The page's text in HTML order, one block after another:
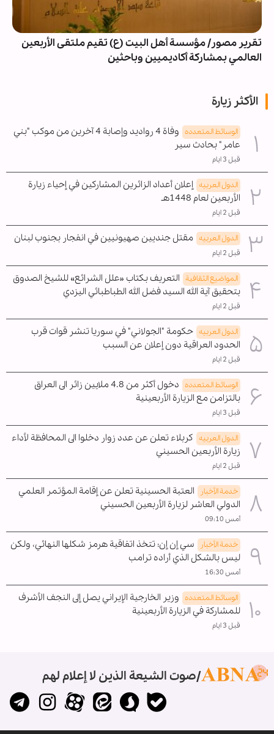
تقرير مصور/ مؤسسة أهل البيت (ع) تقيم ملتقى الأربعين
العالمي بمشاركة أكاديميين وباحثين
الأكثر زيارة
الوسائط المتعدده
وفاة 4 رواديد وإصابة 4 آخرين من موكب "بني
عامر" بحادث سير
قبل 3 ايام
الدول العربیه إعلان أعداد الزائرين المشاركين في إحياء زيارة
الأربعين لعام 1448هـ
قبل 2 ايام
الدول العربیه مقتل جنديين صهيونيين في انفجار بجنوب لبنان
قبل 2 ايام
المواضیع الثقافية التعريف بكتاب «علل الشرائع» للشيخ الصدوق
بتحقيق آية الله السيد فضل الله الطباطبائي اليزدي
قبل 2 ايام
الدول العربیه حكومة "الجولاني" في سوريا تنشر قوات قرب
الحدود العراقية دون إعلان عن السبب
قبل 2 ايام
الوسائط المتعدده
دخول أكثر من 4.8 ملايين زائر الى العراق
بالتزامن مع الزيارة الأربعينية
قبل 3 ايام
الدول العربیه كربلاء تعلن عن عدد زوار دخلوا الى المحافظة لأداء
زيارة الأربعين الحسيني
قبل 2 ايام
خدمة الأخبار
العتبة الحسينية تعلن عن إقامة المؤتمر العلمي
الدولي العاشر لزيارة الأربعين الحسيني
أمس 09:10
خدمة الأخبار
سي إن إن: تتخذ اتفاقية هرمز شكلها النهائي، ولكن
ليس بالشكل الذي أراده ترامب
أمس 16:30
الوسائط المتعدده وزير الخارجية الإيراني يصل إلى النجف الأشرف
للمشاركة في الزيارة الأربعينية
قبل 3 ايام
صوت الشيعة الذين لا إعلام لهم